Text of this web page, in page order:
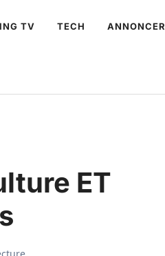
TV TECH ANNONCER
ET